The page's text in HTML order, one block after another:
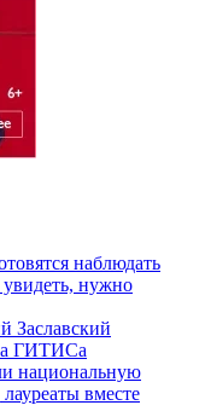
наблюдать
нужно
Заславский
ГИТИСа
национальную
вместе